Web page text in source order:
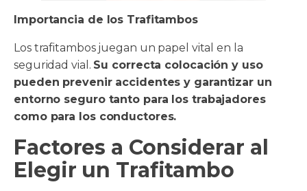
Importancia de los Trafitambos
Los trafitambos juegan un papel vital en la
seguridad vial. Su correcta colocación y uso
pueden prevenir accidentes y garantizar un
entorno seguro tanto para los trabajadores
como para los conductores.
Factores a Considerar al
Elegir un Trafitambo